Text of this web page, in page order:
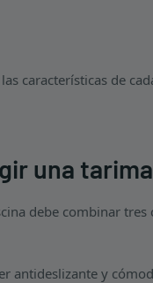
características de
una
debe combinar tres
antideslizante y